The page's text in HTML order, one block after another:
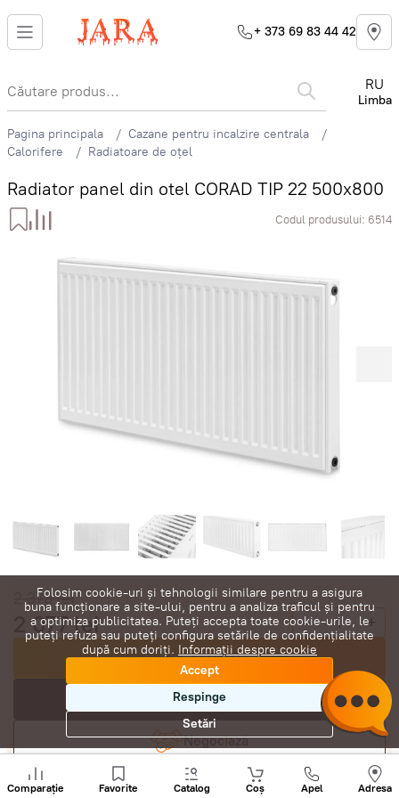
+ 373 69 83 44 42
RU
Limba
Pagina principala
Cazane pentru incalzire centrala
Calorifere
Radiatoare de oțel
Radiator panel din otel CORAD TIP 22 500x800
Codul produsului: 6514
2 373lei
2 077lei - +
Cumpără acum
În coș
Negociază
Comparație Favorite Catalog Coș Apel Adresa
Sunați
+
Folosim cookie-uri și tehnologii similare pentru a asigura
buna funcționare a site-ului, pentru a analiza traficul și pentru
a optimiza publicitatea. Puteți accepta toate cookie-urile, le
puteți refuza sau puteți configura setările de confidențialitate
după cum doriți. Informații despre cookie
Accept
Respinge
Setări